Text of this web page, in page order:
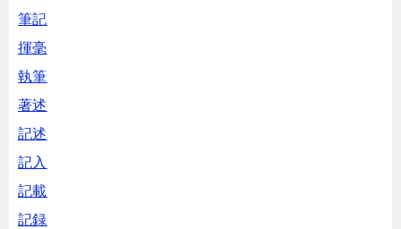
筆記
揮毫
執筆
著述
記述
記入
記載
記録